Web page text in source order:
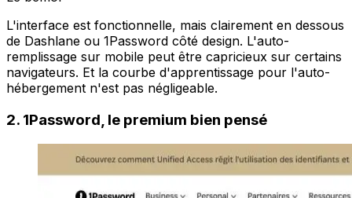
L'interface est fonctionnelle, mais clairement en dessous
de Dashlane ou 1Password côté design. L'auto-
remplissage sur mobile peut être capricieux sur certains
navigateurs. Et la courbe d'apprentissage pour l'auto-
hébergement n'est pas négligeable.
2. 1Password, le premium bien pensé